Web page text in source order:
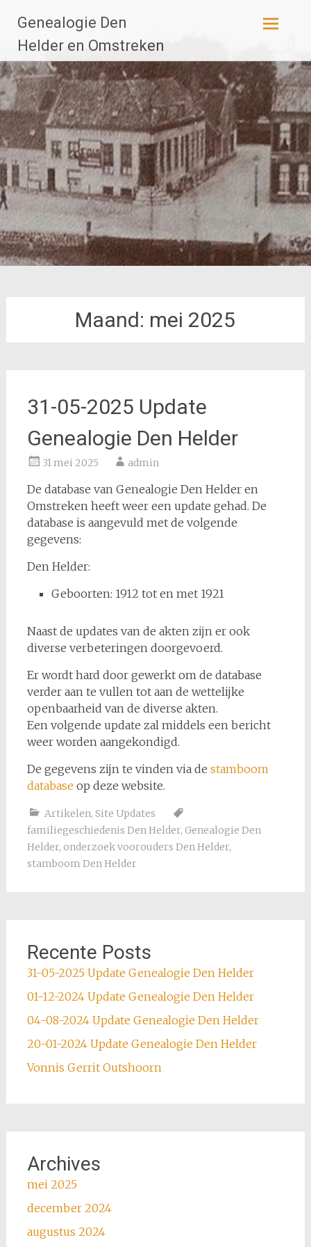
naar
inhoud
Genealogie Den
Helder en Omstreken
Maand: mei 2025
31-05-2025 Update
Genealogie Den Helder
31 mei 2025 admin
De database van Genealogie Den Helder en
Omstreken heeft weer een update gehad. De
database is aangevuld met de volgende
gegevens:
Den Helder:
Geboorten: 1912 tot en met 1921
Naast de updates van de akten zijn er ook
diverse verbeteringen doorgevoerd.
Er wordt hard door gewerkt om de database
verder aan te vullen tot aan de wettelijke
openbaarheid van de diverse akten.
Een volgende update zal middels een bericht
weer worden aangekondigd.
De gegevens zijn te vinden via de stamboom
database op deze website.
Artikelen, Site Updates
familiegeschiedenis Den Helder, Genealogie Den
Helder, onderzoek voorouders Den Helder,
stamboom Den Helder
Recente Posts
31-05-2025 Update Genealogie Den Helder
01-12-2024 Update Genealogie Den Helder
04-08-2024 Update Genealogie Den Helder
20-01-2024 Update Genealogie Den Helder
Vonnis Gerrit Outshoorn
Archives
mei 2025
december 2024
augustus 2024